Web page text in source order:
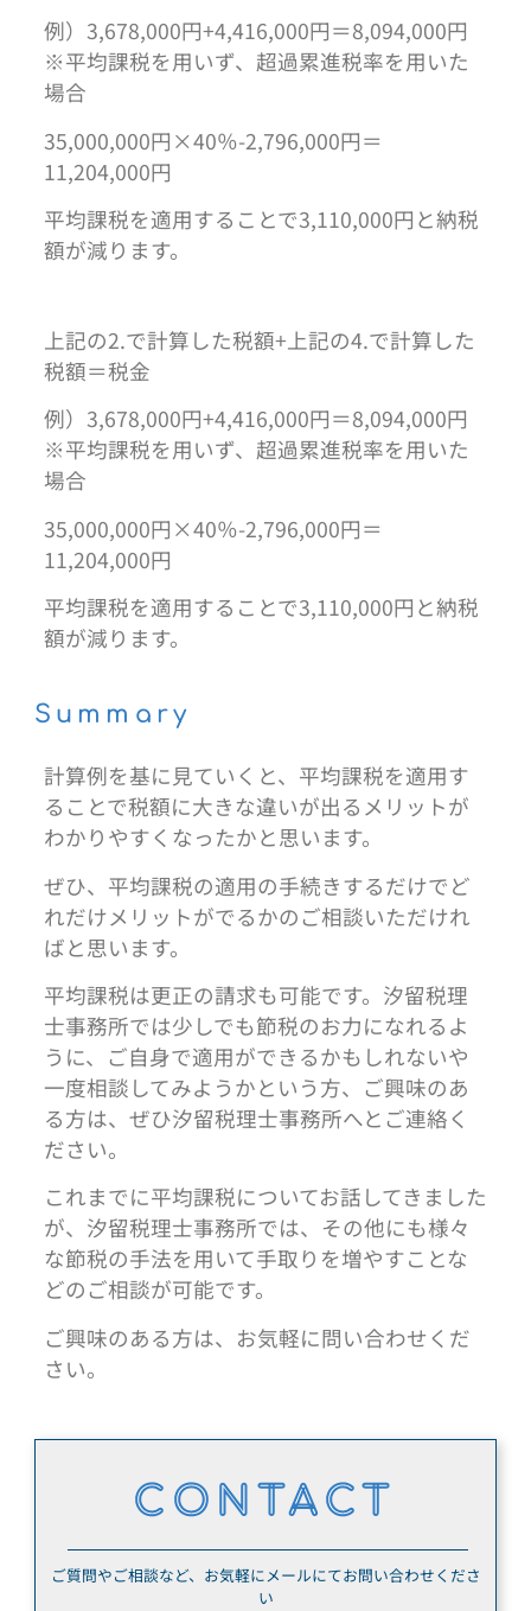
例）3,678,000円+4,416,000円＝8,094,000円
※平均課税を用いず、超過累進税率を用いた
場合
35,000,000円×40％-2,796,000円＝
11,204,000円
平均課税を適用することで3,110,000円と納税
額が減ります。
上記の2.で計算した税額+上記の4.で計算した
税額＝税金
例）3,678,000円+4,416,000円＝8,094,000円
※平均課税を用いず、超過累進税率を用いた
場合
35,000,000円×40％-2,796,000円＝
11,204,000円
平均課税を適用することで3,110,000円と納税
額が減ります。
Summary
計算例を基に見ていくと、平均課税を適用す
ることで税額に大きな違いが出るメリットが
わかりやすくなったかと思います。
ぜひ、平均課税の適用の手続きするだけでど
れだけメリットがでるかのご相談いただけれ
ばと思います。
平均課税は更正の請求も可能です。汐留税理
士事務所では少しでも節税のお力になれるよ
うに、ご自身で適用ができるかもしれないや
一度相談してみようかという方、ご興味のあ
る方は、ぜひ汐留税理士事務所へとご連絡く
ださい。
これまでに平均課税についてお話してきました
が、汐留税理士事務所では、その他にも様々
な節税の手法を用いて手取りを増やすことな
どのご相談が可能です。
ご興味のある方は、お気軽に問い合わせくだ
さい。
CONTACT
ご質問やご相談など、お気軽にメールにてお問い合わせくださ
い